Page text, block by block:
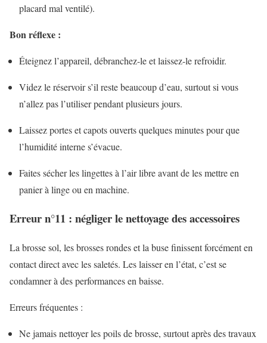
placard mal ventilé).
Bon réflexe :
Éteignez l’appareil, débranchez-le et laissez-le refroidir.
Videz le réservoir s’il reste beaucoup d’eau, surtout si vous
n’allez pas l’utiliser pendant plusieurs jours.
Laissez portes et capots ouverts quelques minutes pour que
l’humidité interne s’évacue.
Faites sécher les lingettes à l’air libre avant de les mettre en
panier à linge ou en machine.
Erreur n°11 : négliger le nettoyage des accessoires
La brosse sol, les brosses rondes et la buse finissent forcément en
contact direct avec les saletés. Les laisser en l’état, c’est se
condamner à des performances en baisse.
Erreurs fréquentes :
Ne jamais nettoyer les poils de brosse, surtout après des travaux